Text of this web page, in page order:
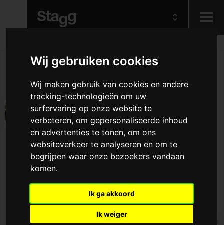
Wij gebruiken cookies
Wij maken gebruik van cookies en andere
tracking-technologieën om uw
surfervaring op onze website te
verbeteren, om gepersonaliseerde inhoud
en advertenties te tonen, om ons
websiteverkeer te analyseren en om te
begrijpen waar onze bezoekers vandaan
komen.
Ik ga akkoord
Ik weiger
Audio &
Lighting